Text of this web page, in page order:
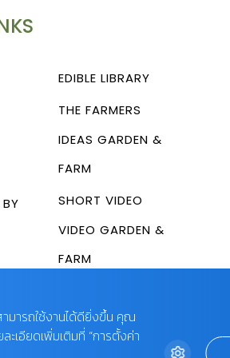
EDIBLE LIBRARY
THE FARMERS
IDEAS GARDEN &
FARM
SHORT VIDEO
VIDEO GARDEN &
FARM
ามารถใช้งานได้ดียิ่งขึ้น คุณ
เอียดเพิ่มเติมที่ “การตั้งค่า